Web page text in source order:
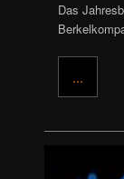
Das
...